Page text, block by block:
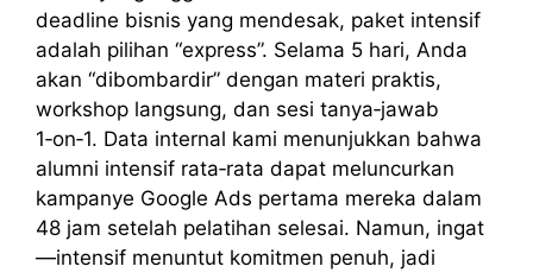
deadline bisnis yang mendesak, paket intensif
adalah pilihan “express”. Selama 5 hari, Anda
akan “dibombardir” dengan materi praktis,
workshop langsung, dan sesi tanya‑jawab
1‑on‑1. Data internal kami menunjukkan bahwa
alumni intensif rata‑rata dapat meluncurkan
kampanye Google Ads pertama mereka dalam
48 jam setelah pelatihan selesai. Namun, ingat
—intensif menuntut komitmen penuh, jadi